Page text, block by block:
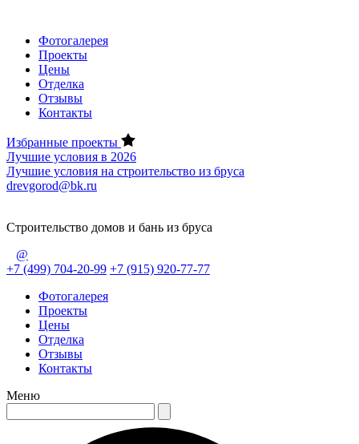
Фотогалерея
Проекты
Цены
Отделка
Отзывы
Контакты
Избранные проекты
Лучшие условия в 2026
Лучшие условия на строительство из бруса
drevgorod@bk.ru
Строительство домов и бань из бруса
@
+7 (499) 704-20-99 +7 (915) 920-77-77
Фотогалерея
Проекты
Цены
Отделка
Отзывы
Контакты
Меню